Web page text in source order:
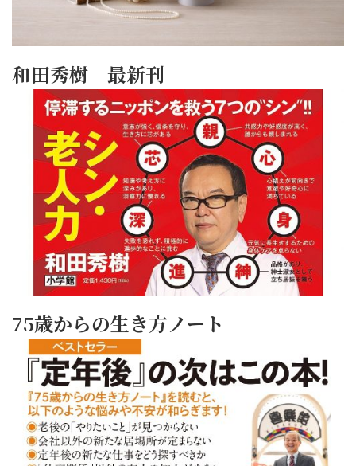
和田秀樹 最新刊
75歳からの生き方ノート